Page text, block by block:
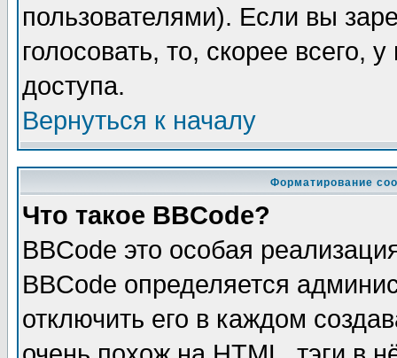
пользователями). Если вы
голосовать, то, скорее всего,
доступа.
Вернуться к началу
Форматирование
Что такое BBCode?
BBCode это особая
BBCode определяется
отключить его в каждом